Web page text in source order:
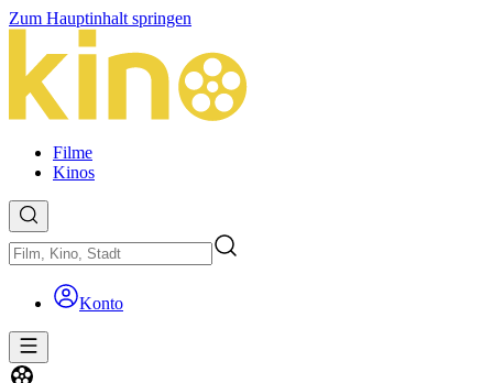
Zum Hauptinhalt springen
Filme
Kinos
Konto